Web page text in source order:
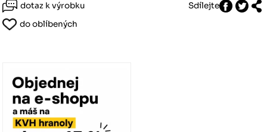
dotaz k výrobku
Sdílejte
do oblíbených